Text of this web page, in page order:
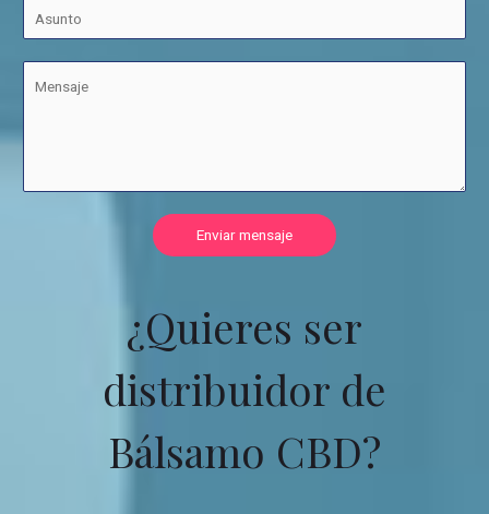
Enviar mensaje
¿Quieres ser
distribuidor de
Bálsamo CBD?